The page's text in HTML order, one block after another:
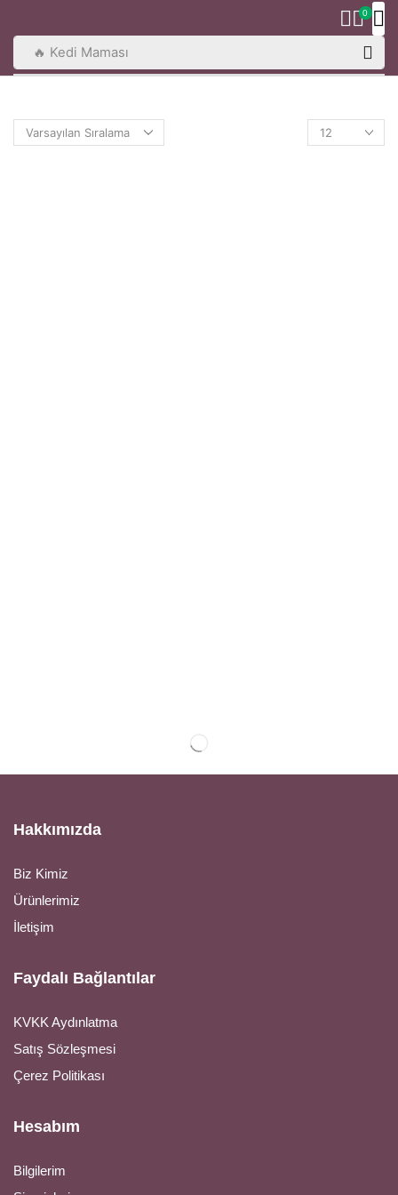
🔥 Kedi Maması
0
Hakkımızda
Biz Kimiz
Ürünlerimiz
İletişim
Faydalı Bağlantılar
KVKK Aydınlatma
Satış Sözleşmesi
Çerez Politikası
Hesabım
Bilgilerim